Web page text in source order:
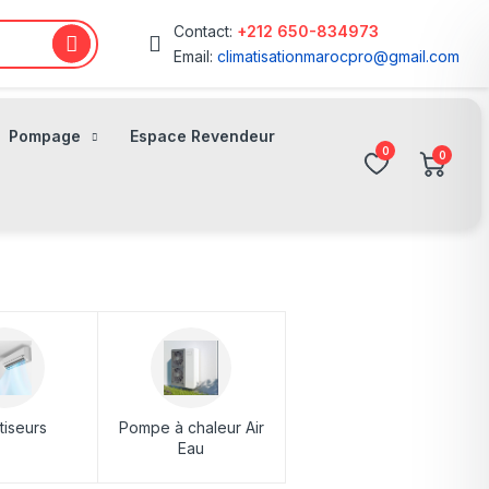
Contact: +212 650-834973
Email:climatisationmarocpro@gmail.com
Pompage Espace Revendeur
0 0
Pompe à chaleur Air
Eau